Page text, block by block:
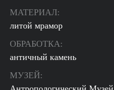
МАТЕРИАЛ:
литой мрамор
ОБРАБОТКА:
античный камень
МУЗЕЙ: